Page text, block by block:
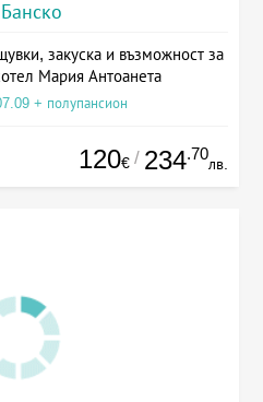
Банско
закуска и възможност за
Мария Антоанета
+ полупансион
120€ / 234.70
лв.